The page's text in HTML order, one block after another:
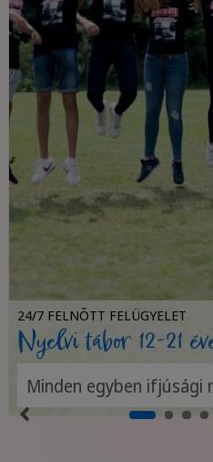
24/7 FELNŐTT FELÜGYELET
Nyelvi tábor 12-21
Minden egyben ifjúsági